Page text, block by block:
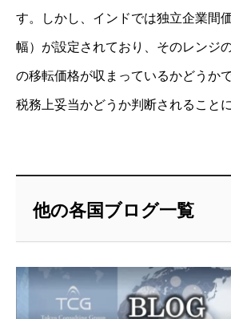
す。しかし、インドでは独立企業間
幅）が設定されており、そのレンジ
の移転価格が収まっているかどうか
税務上妥当かどうか判断されること
他の各国ブログ一覧